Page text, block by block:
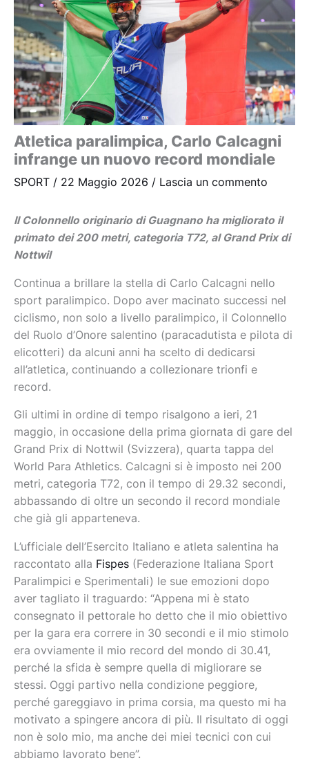
Atletica paralimpica, Carlo Calcagni
infrange un nuovo record mondiale
SPORT / 22 Maggio 2026 / Lascia un commento
Il Colonnello originario di Guagnano ha migliorato il
primato dei 200 metri, categoria T72, al Grand Prix di
Nottwil
Continua a brillare la stella di Carlo Calcagni nello
sport paralimpico. Dopo aver macinato successi nel
ciclismo, non solo a livello paralimpico, il Colonnello
del Ruolo d’Onore salentino (paracadutista e pilota di
elicotteri) da alcuni anni ha scelto di dedicarsi
all’atletica, continuando a collezionare trionfi e
record.
Gli ultimi in ordine di tempo risalgono a ieri, 21
maggio, in occasione della prima giornata di gare del
Grand Prix di Nottwil (Svizzera), quarta tappa del
World Para Athletics. Calcagni si è imposto nei 200
metri, categoria T72, con il tempo di 29.32 secondi,
abbassando di oltre un secondo il record mondiale
che già gli apparteneva.
L’ufficiale dell’Esercito Italiano e atleta salentina ha
raccontato alla Fispes (Federazione Italiana Sport
Paralimpici e Sperimentali) le sue emozioni dopo
aver tagliato il traguardo: “Appena mi è stato
consegnato il pettorale ho detto che il mio obiettivo
per la gara era correre in 30 secondi e il mio stimolo
era ovviamente il mio record del mondo di 30.41,
perché la sfida è sempre quella di migliorare se
stessi. Oggi partivo nella condizione peggiore,
perché gareggiavo in prima corsia, ma questo mi ha
motivato a spingere ancora di più. Il risultato di oggi
non è solo mio, ma anche dei miei tecnici con cui
abbiamo lavorato bene”.